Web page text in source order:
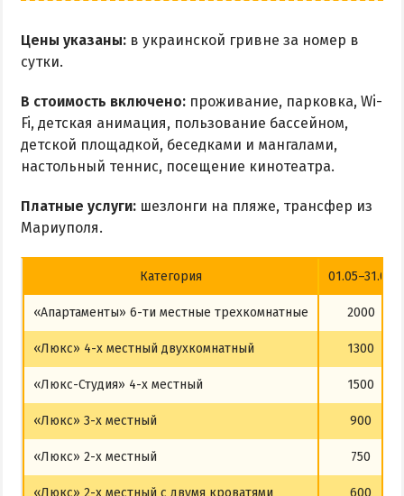
Цены указаны: в украинской гривне за номер в
сутки.
В стоимость включено: проживание, парковка, Wi-
Fi, детская анимация, пользование бассейном,
детской площадкой, беседками и мангалами,
настольный теннис, посещение кинотеатра.
Платные услуги: шезлонги на пляже, трансфер из
Мариуполя.
Категория 01.05–31.05
«Апартаменты» 6-ти местные трехкомнатные 2000
«Люкс» 4-х местный двухкомнатный 1300
«Люкс-Студия» 4-х местный 1500
«Люкс» 3-х местный 900
«Люкс» 2-х местный 750
«Люкс» 2-х местный с двумя кроватями 600